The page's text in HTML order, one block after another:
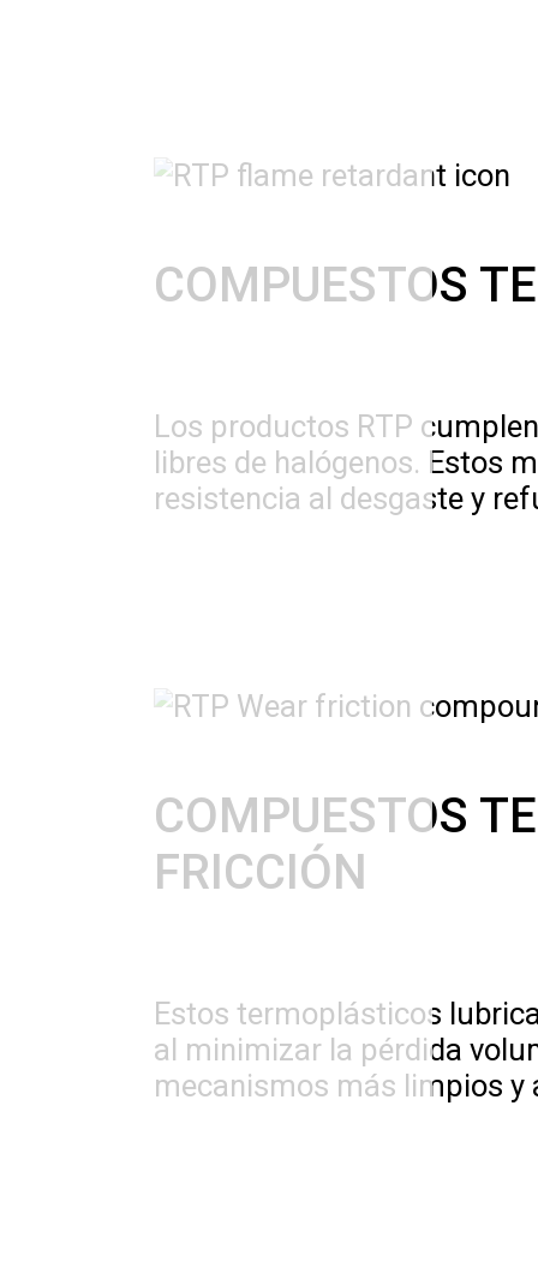
COMPUESTOS
Los productos RTP
libres de halógenos. Estos
resistencia al desgaste y
COMPUESTOS
FRICCIÓN
Estos termoplásticos
al minimizar la pérdida
mecanismos más limpios y